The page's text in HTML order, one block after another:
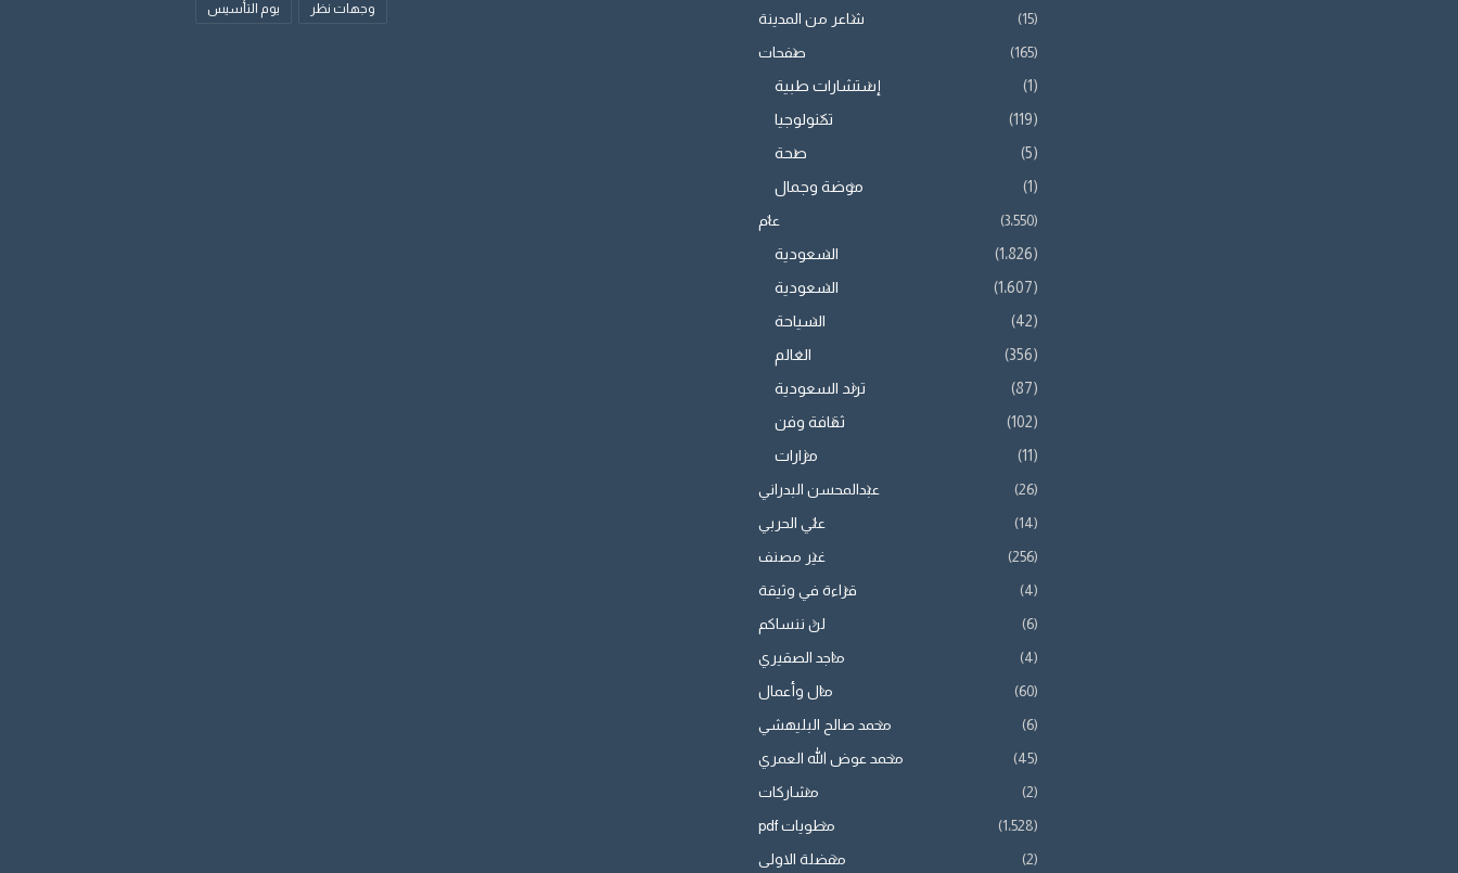
وجهات نظر يوم التأسيس
شاعر من المدينة (15)
صفحات (165)
إستشارات طبية
(1)
تكنولوجيا
(119)
صحة
(5)
موضة وجمال
(1)
عام (3٬550)
السعودية
(1٬826)
السعودية
(1٬607)
السياحة
(42)
العالم
(356)
ترند السعودية
(87)
ثقافة وفن
(102)
مزارات
(11)
عبدالمحسن البدراني (26)
علي الحربي (14)
غير مصنف (256)
قراءة في وثيقة (4)
لن ننساكم (6)
ماجد الصقيري (4)
مال وأعمال (60)
محمد صالح البليهشي (6)
محمد عوض الله العمري (45)
مشاركات (2)
مطويات pdf (1٬528)
مفضلة الاولى (2)